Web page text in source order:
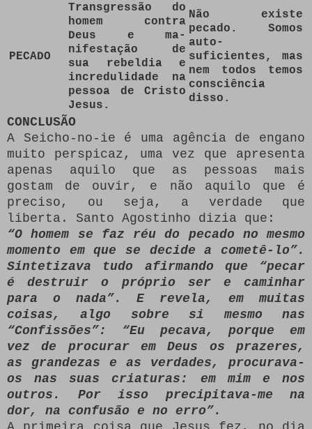
PECADO
Transgressão do
homem contra
Deus e ma­
nifestação de
sua rebeldia e
incredulidade na
pessoa de Cristo
Jesus.
Não existe
pecado. Somos
auto-
suficientes, mas
nem todos temos
consciência
disso.
CONCLUSÃO
A Seicho-no-ie é uma agência de engano
muito perspicaz, uma vez que apresenta
apenas aquilo que as pessoas mais
gostam de ouvir, e não aquilo que é
preciso, ou seja, a verdade que
liberta. Santo Agostinho dizia que:
“O homem se faz réu do pecado no mesmo
momento em que se decide a cometê-lo”.
Sintetizava tudo afirmando que “pecar
é destruir o próprio ser e caminhar
para o nada”. E revela, em muitas
coisas, algo sobre si mesmo nas
“Confissões”: “Eu pecava, porque em
vez de procurar em Deus os prazeres,
as grandezas e as verdades, procurava-
os nas suas criaturas: em mim e nos
outros. Por isso precipitava-me na
dor, na confusão e no erro”.